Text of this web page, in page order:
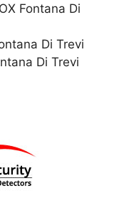
Fontana Di
Di Trevi
Di Trevi